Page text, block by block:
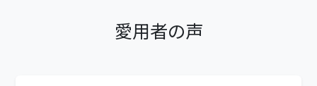
愛用者の声